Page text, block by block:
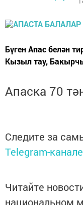
Бүген Апас белән
Кызыл тау,
Апаска 70
Следите за
Telegram-канале
Читайте
национальном